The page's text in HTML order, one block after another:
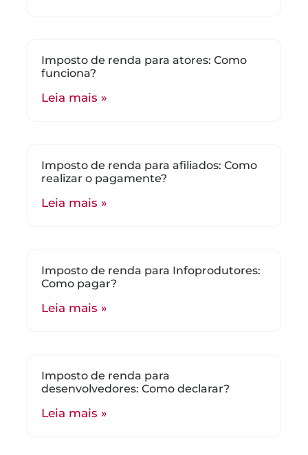
Imposto de renda para atores: Como
funciona?
Leia mais »
Imposto de renda para afiliados: Como
realizar o pagamente?
Leia mais »
Imposto de renda para Infoprodutores:
Como pagar?
Leia mais »
Imposto de renda para
desenvolvedores: Como declarar?
Leia mais »